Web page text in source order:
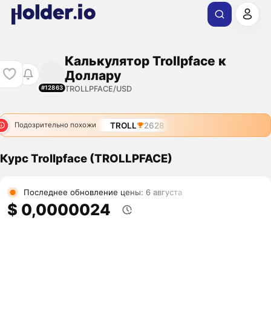
#12863
Калькулятор Trollpface к
Доллару
TROLLPFACE/USD
Подозрительно похожи TROLL 2628
Курс Trollpface (TROLLPFACE)
Последнее обновление цены: 6 августа
$ 0,0000024